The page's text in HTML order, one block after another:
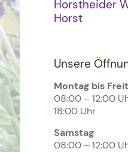
Horstheider
Horst
Unsere
Montag bis
08:00 – 12:00
18:00 Uhr
Samstag
08:00 – 12:00